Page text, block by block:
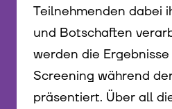
Teilnehmenden dabei
und Botschaften
werden die
Screening während
präsentiert. Über all